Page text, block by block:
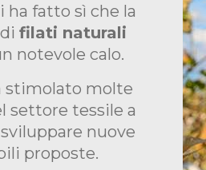
ha fatto sì che la
filati naturali
notevole calo.
stimolato molte
settore tessile a
nuove
proposte.